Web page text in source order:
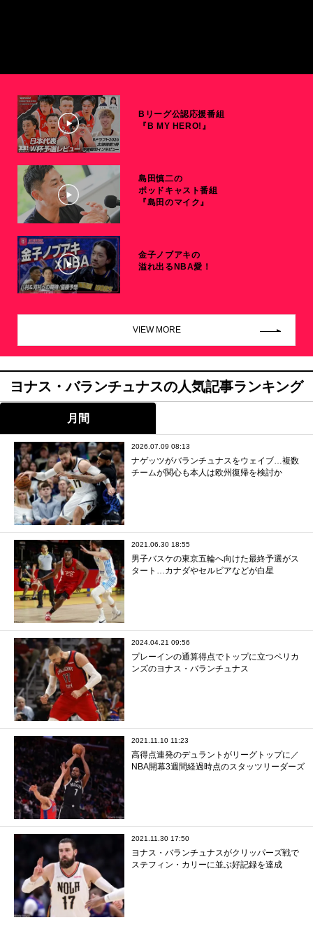
Bリーグ公認応援番組
『B MY HERO!』
島田慎二の
ポッドキャスト番組
『島田のマイク』
金子ノブアキの
溢れ出るNBA愛！
VIEW MORE
ヨナス・バランチュナスの人気記事ランキング
月間
2026.07.09 08:13
ナゲッツがバランチュナスをウェイブ…複数
チームが関心も本人は欧州復帰を検討か
2021.06.30 18:55
男子バスケの東京五輪へ向けた最終予選がス
タート…カナダやセルビアなどが白星
2024.04.21 09:56
プレーインの通算得点でトップに立つペリカ
ンズのヨナス・バランチュナス
2021.11.10 11:23
高得点連発のデュラントがリーグトップに／
NBA開幕3週間経過時点のスタッツリーダーズ
2021.11.30 17:50
ヨナス・バランチュナスがクリッパーズ戦で
ステフィン・カリーに並ぶ好記録を達成